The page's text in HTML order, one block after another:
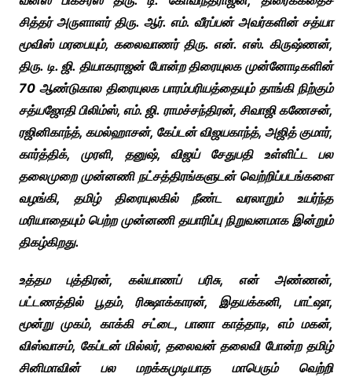
சித்தர் அருளாளர் திரு. ஆர். எம். வீரப்பன் அவர்களின் சத்யா
மூவிஸ் மரபையும், கலைவாணர் திரு. என். எஸ். கிருஷ்ணன்,
திரு. டி. ஜி. தியாகராஜன் போன்ற திரையுலக முன்னோடிகளின்
70 ஆண்டுகால திரையுலக பாரம்பரியத்தையும் தாங்கி நிற்கும்
சத்யஜோதி பிலிம்ஸ், எம். ஜி. ராமச்சந்திரன், சிவாஜி கணேசன்,
ரஜினிகாந்த், கமல்ஹாசன், கேப்டன் விஜயகாந்த், அஜித் குமார்,
கார்த்திக், முரளி, தனுஷ், விஜய் சேதுபதி உள்ளிட்ட பல
தலைமுறை முன்னணி நட்சத்திரங்களுடன் வெற்றிப்படங்களை
வழங்கி, தமிழ் திரையுலகில் நீண்ட வரலாறும் உயர்ந்த
மரியாதையும் பெற்ற முன்னணி தயாரிப்பு நிறுவனமாக இன்றும்
திகழ்கிறது.
உத்தம புத்திரன், கல்யாணப் பரிசு, என் அண்ணன்,
பட்டணத்தில் பூதம், ரிக்ஷாக்காரன், இதயக்கனி, பாட்ஷா,
மூன்று முகம், காக்கி சட்டை, பானா காத்தாடி, எம் மகன்,
விஸ்வாசம், கேப்டன் மில்லர், தலைவன் தலைவி போன்ற தமிழ்
சினிமாவின் பல மறக்கமுடியாத மாபெரும் வெற்றி